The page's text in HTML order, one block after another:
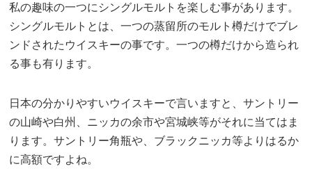
私の趣味の一つにシングルモルトを楽しむ事があります。
シングルモルトとは、一つの蒸留所のモルト樽だけでブレ
ンドされたウイスキーの事です。一つの樽だけから造られ
る事も有ります。
日本の分かりやすいウイスキーで言いますと、サントリー
の山崎や白州、ニッカの余市や宮城峡等がそれに当てはま
ります。サントリー角瓶や、ブラックニッカ等よりはるか
に高額ですよね。